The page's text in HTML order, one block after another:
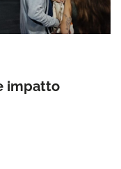
impatto